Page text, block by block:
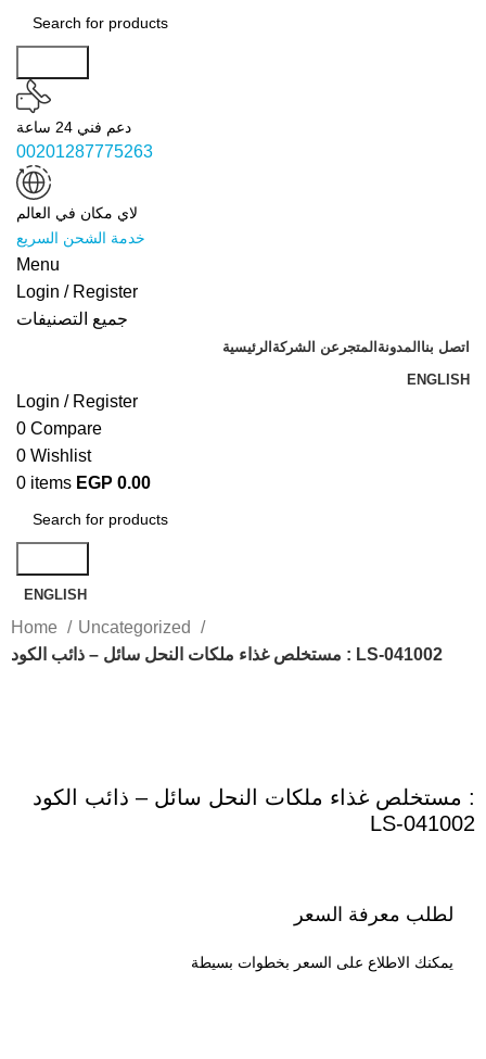
دعم فني 24 ساعة
00201287775263
لاي مكان في العالم
خدمة الشحن السريع
Menu
Login / Register
جميع التصنيفات
الرئيسية عن الشركة المتجر المدونة اتصل بنا
ENGLISH
Login / Register
0 Compare
0 Wishlist
0 items EGP 0.00
ENGLISH
Home
Uncategorized
مستخلص غذاء ملكات النحل سائل – ذائب الكود : LS-041002
مستخلص غذاء ملكات النحل سائل – ذائب الكود :
LS-041002
لطلب معرفة السعر
يمكنك الاطلاع على السعر بخطوات بسيطة